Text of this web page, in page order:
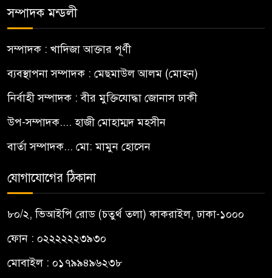
সম্পাদক মন্ডলী
সম্পাদক : খাদিজা আক্তার পূর্ণী
ব্যবস্থাপনা সম্পাদক : মেছমাউল আলম (মোহন)
নির্বাহী সম্পাদক : বীর মুক্তিযোদ্ধা জোনাস ঢাকী
উপ-সম্পাদক.... হাজী মোহাম্মদ মহসীন
বার্তা সম্পাদক... মো: মামুন হোসেন
যোগাযোগের ঠিকানা
৮০/২, ভিআইপি রোড (চতুর্থ তলা) কাকরাইল, ঢাকা-১০০০
ফোন : ০২২২২২২৩৯৩০
মোবাইল : ০১৭৯৯৪৯৬২৩৮